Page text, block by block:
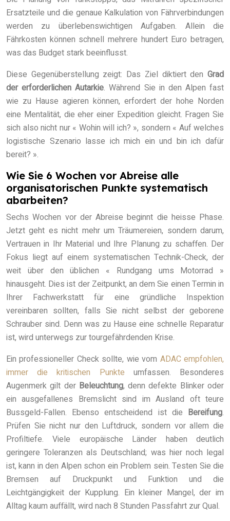
Ersatzteile und die genaue Kalkulation von Fährverbindungen
werden zu überlebenswichtigen Aufgaben. Allein die
Fährkosten können schnell mehrere hundert Euro betragen,
was das Budget stark beeinflusst.
Diese Gegenüberstellung zeigt: Das Ziel diktiert den Grad
der erforderlichen Autarkie. Während Sie in den Alpen fast
wie zu Hause agieren können, erfordert der hohe Norden
eine Mentalität, die eher einer Expedition gleicht. Fragen Sie
sich also nicht nur « Wohin will ich? », sondern « Auf welches
logistische Szenario lasse ich mich ein und bin ich dafür
bereit? ».
Wie Sie 6 Wochen vor Abreise alle
organisatorischen Punkte systematisch
abarbeiten?
Sechs Wochen vor der Abreise beginnt die heisse Phase.
Jetzt geht es nicht mehr um Träumereien, sondern darum,
Vertrauen in Ihr Material und Ihre Planung zu schaffen. Der
Fokus liegt auf einem systematischen Technik-Check, der
weit über den üblichen « Rundgang ums Motorrad »
hinausgeht. Dies ist der Zeitpunkt, an dem Sie einen Termin in
Ihrer Fachwerkstatt für eine gründliche Inspektion
vereinbaren sollten, falls Sie nicht selbst der geborene
Schrauber sind. Denn was zu Hause eine schnelle Reparatur
ist, wird unterwegs zur tourgefährdenden Krise.
Ein professioneller Check sollte, wie vom ADAC empfohlen,
immer die kritischen Punkte umfassen. Besonderes
Augenmerk gilt der Beleuchtung, denn defekte Blinker oder
ein ausgefallenes Bremslicht sind im Ausland oft teure
Bussgeld-Fallen. Ebenso entscheidend ist die Bereifung.
Prüfen Sie nicht nur den Luftdruck, sondern vor allem die
Profiltiefe. Viele europäische Länder haben deutlich
geringere Toleranzen als Deutschland; was hier noch legal
ist, kann in den Alpen schon ein Problem sein. Testen Sie die
Bremsen auf Druckpunkt und Funktion und die
Leichtgängigkeit der Kupplung. Ein kleiner Mangel, der im
Alltag kaum auffällt, wird nach 8 Stunden Passfahrt zur Qual.